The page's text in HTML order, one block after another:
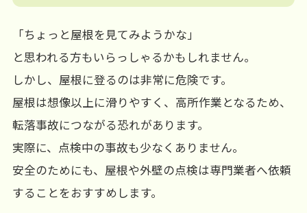
「ちょっと屋根を見てみようかな」
と思われる方もいらっしゃるかもしれません。
しかし、屋根に登るのは非常に危険です。
屋根は想像以上に滑りやすく、高所作業となるため、
転落事故につながる恐れがあります。
実際に、点検中の事故も少なくありません。
安全のためにも、屋根や外壁の点検は専門業者へ依頼
することをおすすめします。